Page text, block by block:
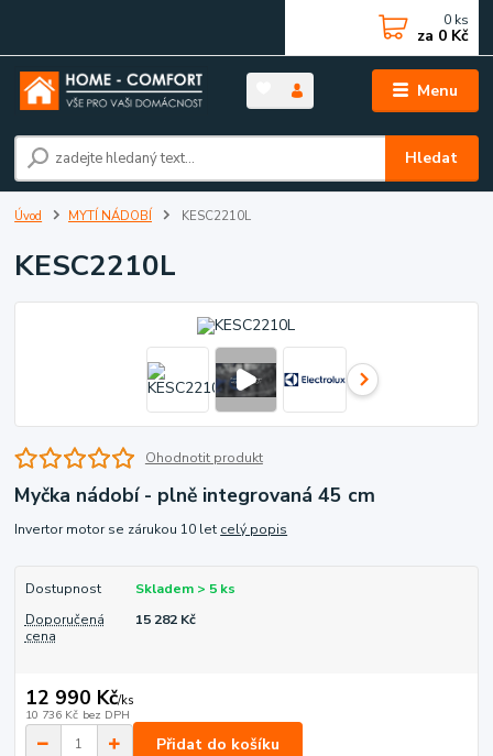
Menu
Hledat
0 ks
za 0 Kč
Úvod MYTÍ NÁDOBÍ KESC2210L
KESC2210L
Ohodnotit produkt
Myčka nádobí - plně integrovaná 45 cm
Invertor motor se zárukou 10 let celý popis
Dostupnost
Skladem > 5 ks
Doporučená
cena
15 282 Kč
12 990 Kč/ks
10 736 Kč bez DPH
Přidat do košíku